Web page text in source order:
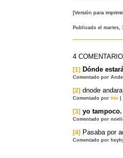
[Versión para
Publicado el martes,
4
[1] Dónde
Comentado por
[2] dnode
Comentado por tito |
[3] yo tampoco.
Comentado por
[4] Pasaba por
Comentado por